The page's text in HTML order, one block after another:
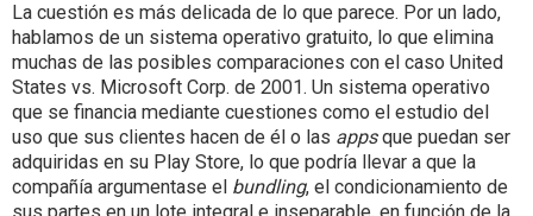
La cuestión es más delicada de lo que parece. Por un lado,
hablamos de un sistema operativo gratuito, lo que elimina
muchas de las posibles comparaciones con el caso United
States vs. Microsoft Corp. de 2001. Un sistema operativo
que se financia mediante cuestiones como el estudio del
uso que sus clientes hacen de él o las appsque puedan ser
adquiridas en su Play Store, lo que podría llevar a que la
compañía argumentase el bundling, el condicionamiento de